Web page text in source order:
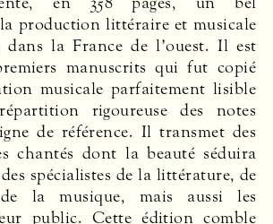
production littéraire et musicale
dans la France de l’ouest. Il est
manuscrits qui fut copié
musicale parfaitement lisible
rigoureuse des notes
de référence. Il transmet des
chantés dont la beauté séduira
spécialistes de la littérature, de
la musique, mais aussi les
public. Cette édition comble